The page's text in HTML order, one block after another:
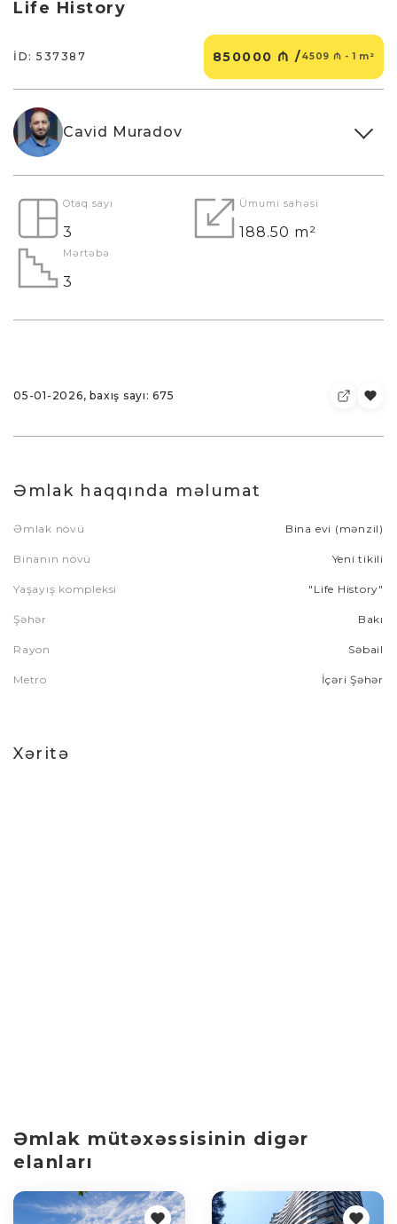
Life History
İD: 537387 850000 ₼ /4509 ₼ - 1 m²
Cavid Muradov
Otaq sayı
3
Ümumi sahəsi
188.50 m²
Mərtəbə
3
05-01-2026, baxış sayı: 675
Əmlak haqqında məlumat
Əmlak növü Bina evi (mənzil)
Binanın növü Yeni tikili
Yaşayış kompleksi "Life History"
Şəhər Bakı
Rayon Səbail
Metro İçəri Şəhər
Xəritə
Əmlak mütəxəssisinin digər
elanları